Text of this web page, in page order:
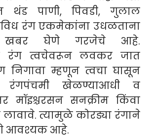
थंड पाणी, पिवडी, गुलाल
रंग एकमेकांना उधळताना
खबर घेणे गरजेचे आहे.
रंग त्वचेवरून लवकर जात
निगावा म्हणून त्वचा घासून
खेळण्याआधी व
मॉइश्चरसन सनक्रीम किंवा
त्यामुळे कोरड्या रंगाने
आवश्यक आहे.